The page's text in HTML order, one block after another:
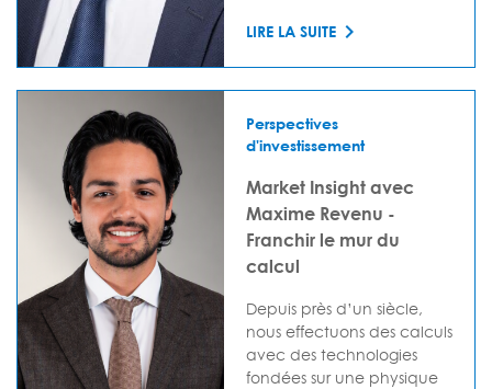
LIRE LA SUITE
Perspectives
d'investissement
Market Insight avec
Maxime Revenu -
Franchir le mur du
calcul
Depuis près d’un siècle,
nous effectuons des calculs
avec des technologies
fondées sur une physique